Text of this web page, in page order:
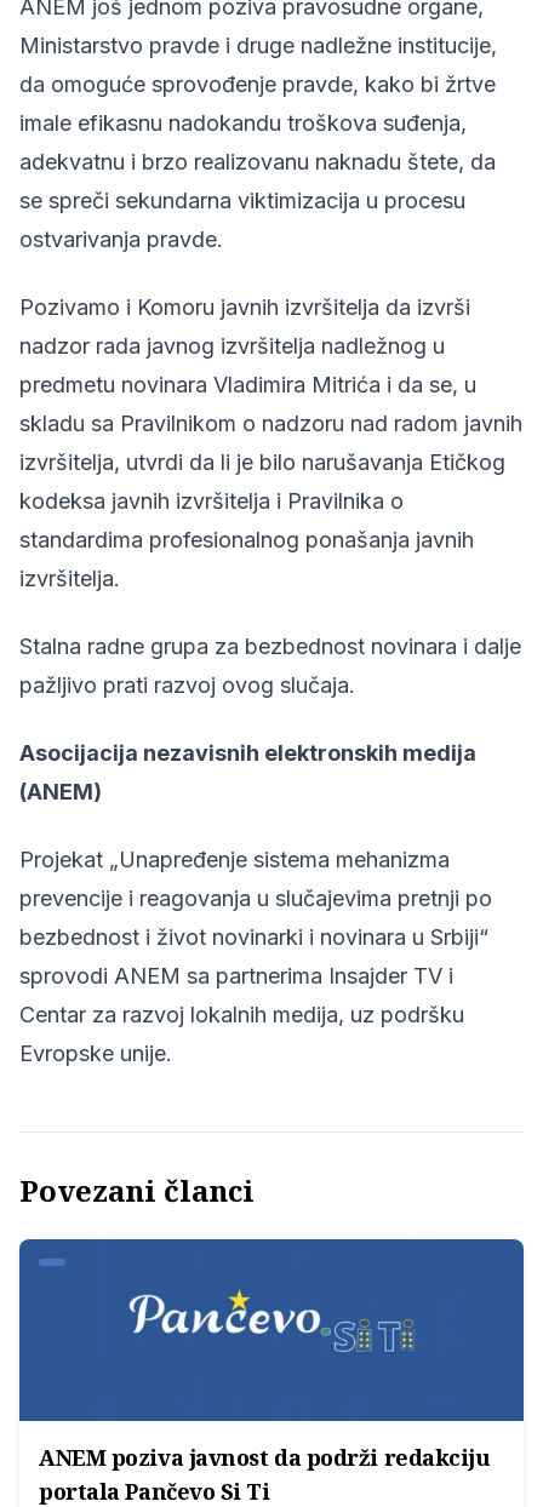
ANEM još jednom poziva pravosudne organe,
Ministarstvo pravde i druge nadležne institucije,
da omoguće sprovođenje pravde, kako bi žrtve
imale efikasnu nadokandu troškova suđenja,
adekvatnu i brzo realizovanu naknadu štete, da
se spreči sekundarna viktimizacija u procesu
ostvarivanja pravde.
Pozivamo i Komoru javnih izvršitelja da izvrši
nadzor rada javnog izvršitelja nadležnog u
predmetu novinara Vladimira Mitrića i da se, u
skladu sa Pravilnikom o nadzoru nad radom javnih
izvršitelja, utvrdi da li je bilo narušavanja Etičkog
kodeksa javnih izvršitelja i Pravilnika o
standardima profesionalnog ponašanja javnih
izvršitelja.
Stalna radne grupa za bezbednost novinara i dalje
pažljivo prati razvoj ovog slučaja.
Asocijacija nezavisnih elektronskih medija
(ANEM)
Projekat „Unapređenje sistema mehanizma
prevencije i reagovanja u slučajevima pretnji po
bezbednost i život novinarki i novinara u Srbiji“
sprovodi ANEM sa partnerima Insajder TV i
Centar za razvoj lokalnih medija, uz podršku
Evropske unije.
Povezani članci
ANEM poziva javnost da podrži redakciju
portala Pančevo Si Ti